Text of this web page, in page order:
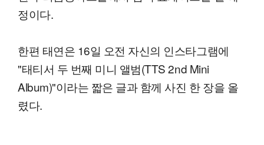
정이다.
한편 태연은 16일 오전 자신의 인스타그램에
"태티서 두 번째 미니 앨범(TTS 2nd Mini
Album)"이라는 짧은 글과 함께 사진 한 장을 올
렸다.